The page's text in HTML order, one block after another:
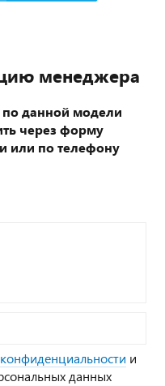
менеджера
данной модели
через форму
или по телефону
и
данных